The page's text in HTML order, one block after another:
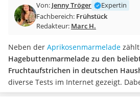
Sardinen
Honig
Eiskaffee-Pulver
Irischer Whiskey
Grapefruitkernextrakt
Matcha-Set
Sojasauce
Von: Jenny Tröger
Expertin
Fachbereich: Frühstück
Redakteur: Marc H.
Neben der Aprikosenmarmelade
Hagebuttenmarmelade zu den
Fruchtaufstrichen in deutschen
diverse Tests im Internet gezeigt.
aus Hagebutten nicht nur aufs Brot